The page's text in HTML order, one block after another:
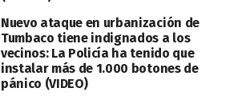
Nuevo ataque en urbanización de
Tumbaco tiene indignados a los
vecinos: La Policía ha tenido que
instalar más de 1.000 botones de
pánico (VIDEO)